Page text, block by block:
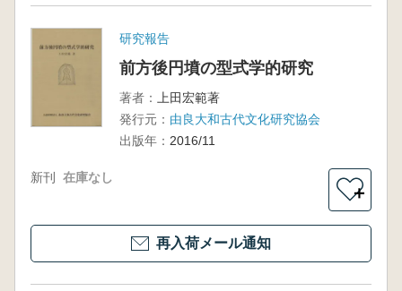
研究報告
前方後円墳の型式学的研究
著者：
上田宏範著
発行元： 由良大和古代文化研究協会
出版年： 2016/11
新刊 在庫なし
＋
再入荷メール通知